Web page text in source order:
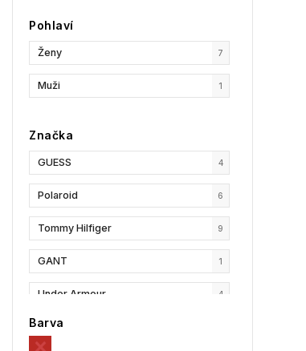
Pohlaví
Ženy 7
Muži 1
Značka
GUESS 4
Polaroid 6
Tommy Hilfiger 9
GANT 1
Under Armour 4
Privé Revaux
Barva